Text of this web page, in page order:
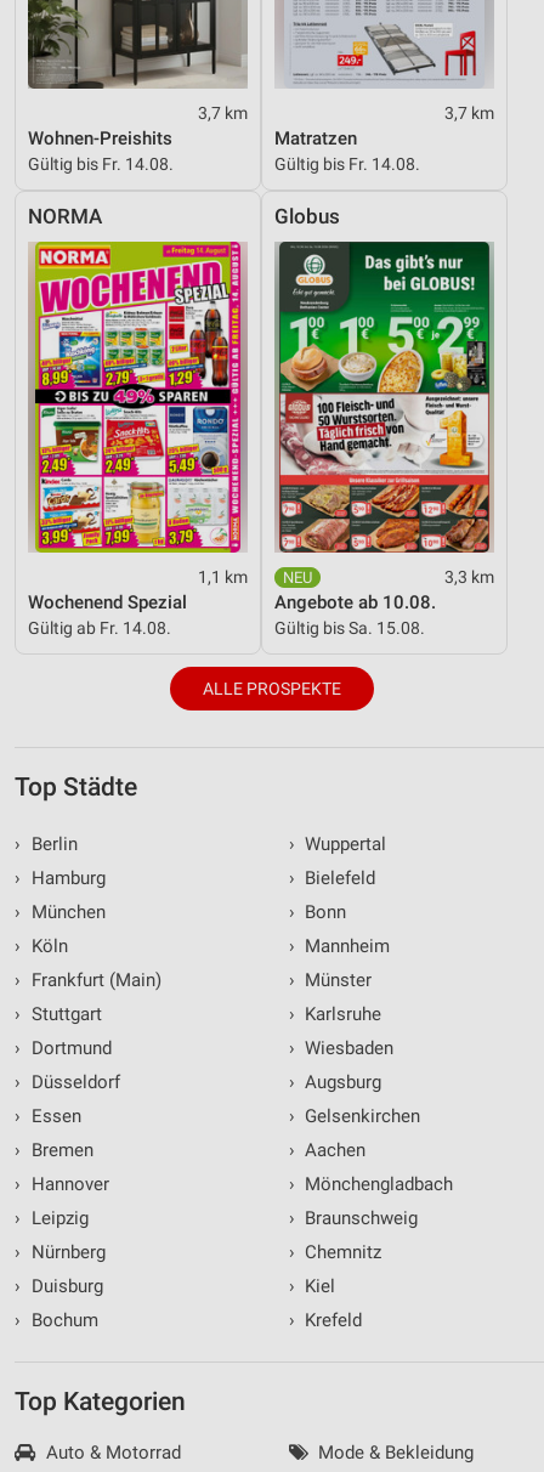
3,7 km
Wohnen-Preishits
Gültig bis Fr. 14.08.
3,7 km
Matratzen
Gültig bis Fr. 14.08.
NORMA
1,1 km
Wochenend Spezial
Gültig ab Fr. 14.08.
Globus
3,3 km
Angebote ab 10.08.
Gültig bis Sa. 15.08.
ALLE PROSPEKTE
Top Städte
›
Berlin
›
Hamburg
›
München
›
Köln
›
Frankfurt (Main)
› Stuttgart
›
Dortmund
›
Düsseldorf
›
Essen
›
Bremen
›
Hannover
›
Leipzig
›
Nürnberg
›
Duisburg
›
Bochum
› Wuppertal
› Bielefeld
› Bonn
› Mannheim
› Münster
› Karlsruhe
› Wiesbaden
› Augsburg
› Gelsenkirchen
› Aachen
› Mönchengladbach
› Braunschweig
› Chemnitz
› Kiel
› Krefeld
Top Kategorien
Auto & Motorrad
Mode & Bekleidung